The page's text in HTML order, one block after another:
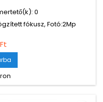
0
fókusz, Fotó:2Mp